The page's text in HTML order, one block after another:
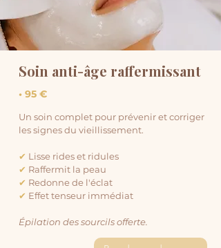
Soin anti-âge raffermissant
• 95 €
Un soin complet pour prévenir et corriger
les signes du vieillissement.
✔ Lisse rides et ridules
✔ Raffermit la peau
✔ Redonne de l'éclat
✔ Effet tenseur immédiat
Épilation des sourcils offerte.